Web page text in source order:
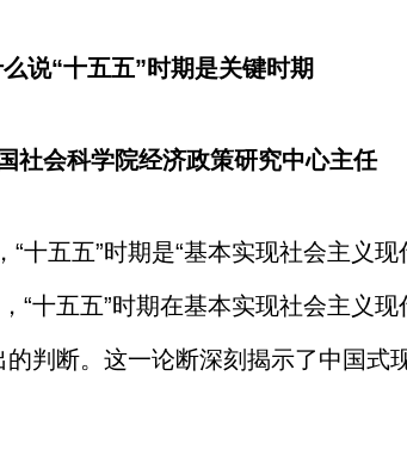
说“十五五”时期是关键时期
社会科学院经济政策研究中心主任
十五五”时期是“基本实现社会主义
“十五五”时期在基本实现社会主义
判断。这一论断深刻揭示了中国式